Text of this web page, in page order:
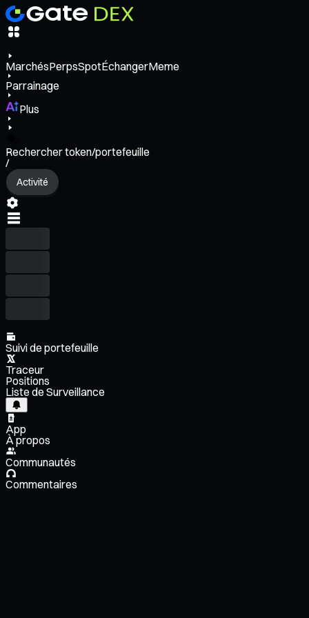
MarchésPerpsSpotÉchangerMeme
Parrainage
Plus
Rechercher token/portefeuille
/
Activité
Suivi de portefeuille
Traceur
Positions
Liste de Surveillance
App
À propos
Communautés
Commentaires